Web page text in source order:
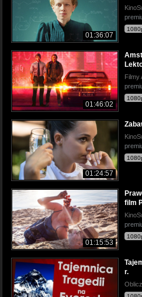
01:36:07
01:46:02
Filmy
01:24:57
01:15:53
film
r.